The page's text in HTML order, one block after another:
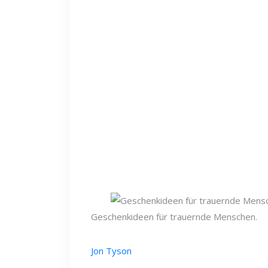
Geschenkideen für trauernde Menschen.
Jon Tyson